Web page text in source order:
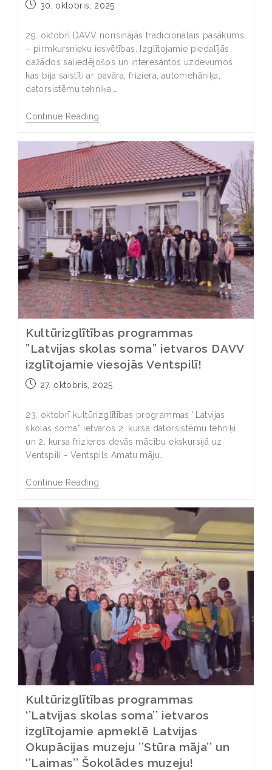
30. oktobris, 2025
29. oktobrī DAVV norisinājās tradicionālais pasākums
– pirmkursnieku iesvētības. Izglītojamie piedalījās
dažādos saliedējošos un interesantos uzdevumos,
kas bija saistīti ar pavāra, friziera, automehāniķa,
datorsistēmu tehniķa,…
Continue Reading
Kultūrizglītības programmas
”Latvijas skolas soma” ietvaros DAVV
izglītojamie viesojās Ventspilī!
27. oktobris, 2025
23. oktobrī kultūrizglītības programmas “Latvijas
skolas soma” ietvaros 2. kursa datorsistēmu tehniķi
un 2. kursa frizieres devās mācību ekskursijā uz
Ventspili - Ventspils Amatu māju…
Continue Reading
Kultūrizglītības programmas
‘’Latvijas skolas soma’’ ietvaros
izglītojamie apmeklē Latvijas
Okupācijas muzeju ’’Stūra māja’’ un
‘’Laimas’’ Šokolādes muzeju!